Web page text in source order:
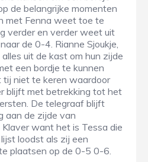
de belangrijke momenten
met Fenna weet toe te
verder en verder weet uit
de 0-4. Rianne Sjoukje,
uit de kast om hun zijde
een bordje te kunnen
niet te keren waardoor
blijft met betrekking tot het
De telegraaf blijft
aan de zijde van
want het is Tessa die
lijst loodst als zij een
plaatsen op de 0-5 0-6.